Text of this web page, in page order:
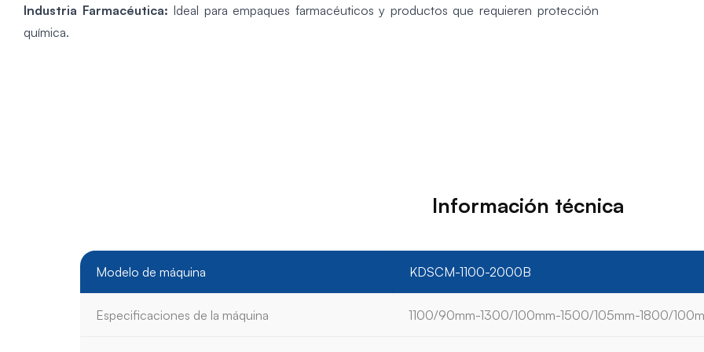
Industria Farmacéutica: Ideal para empaques farmacéuticos y productos que requieren protección
química.
Información técnica
Modelo de máquina KDSCM-1100-2000B
Especificaciones de la máquina 1100/90mm-1300/100mm-1500/105mm-1800/